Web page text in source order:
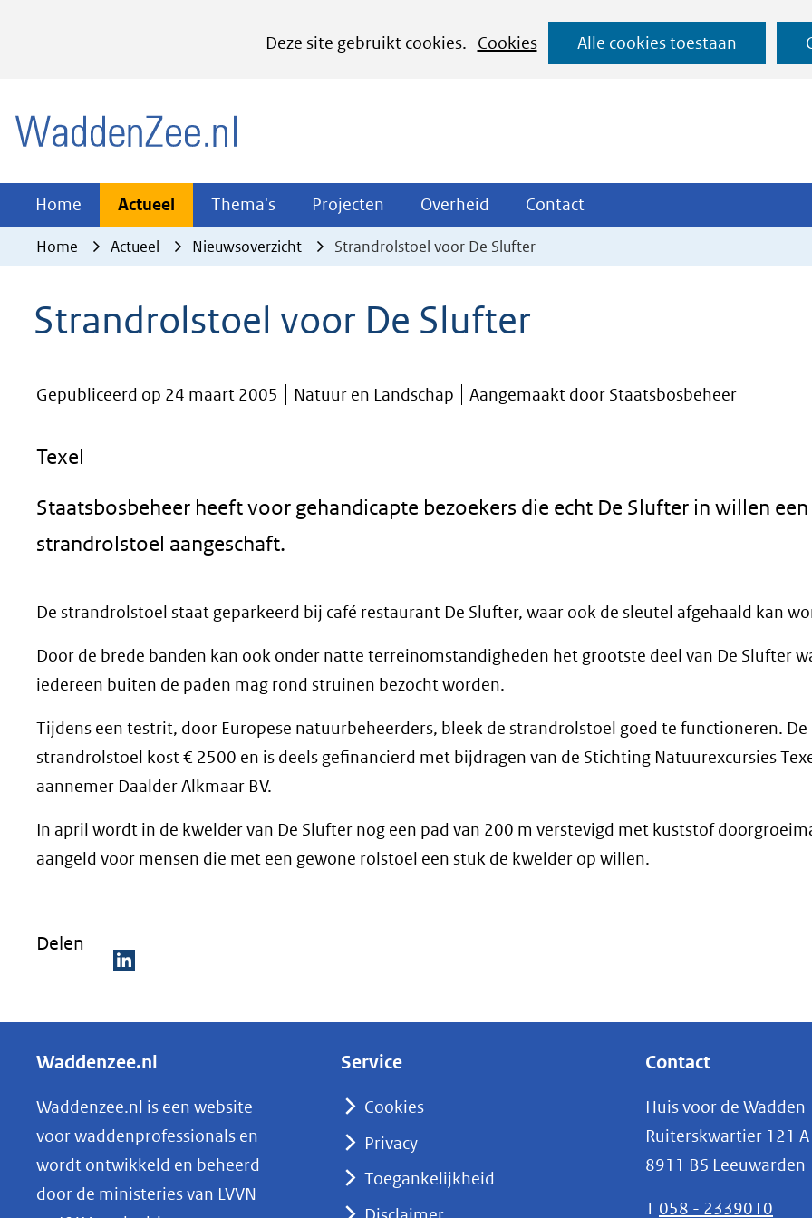
Deze site gebruikt cookies.
Cookies
het
cookies
website
worden
Alle cookies toestaan
Ga
naar
Home Actueel Actueel
Uitklappen
Thema's Thema's
Uitklappen
Projecten Projecten
Uitklappen
Overheid Overheid
Uitklappen
Contact
Uitklappen
Home Actueel Nieuwsoverzicht Strandrolstoel voor De Slufter
Strandrolstoel voor De Slufter
Gepubliceerd op 24 maart 2005 Natuur en Landschap Aangemaakt door Staatsbosbeheer
Texel
Staatsbosbeheer heeft voor gehandicapte bezoekers die echt De Slufter in willen een
strandrolstoel aangeschaft.
De strandrolstoel staat geparkeerd bij café restaurant De Slufter, waar ook de sleutel afgehaald kan
Door de brede banden kan ook onder natte terreinomstandigheden het grootste deel van De Slufter
iedereen buiten de paden mag rond struinen bezocht worden.
Tijdens een testrit, door Europese natuurbeheerders, bleek de strandrolstoel goed te functioneren. De
strandrolstoel kost € 2500 en is deels gefinancierd met bijdragen van de Stichting Natuurexcursies
aannemer Daalder Alkmaar BV.
In april wordt in de kwelder van De Slufter nog een pad van 200 m verstevigd met kuststof
aangeld voor mensen die met een gewone rolstoel een stuk de kwelder op willen.
Delen
e
e
n
o
p
L
Waddenzee.nl
Waddenzee.nl is een website
voor waddenprofessionals en
wordt ontwikkeld en beheerd
door de ministeries van LVVN
Service
Cookies
Privacy
Toegankelijkheid
Contact
Huis voor de Wadden
Ruiterskwartier 121 A
8911 BS Leeuwarden
T 058 - 2339010